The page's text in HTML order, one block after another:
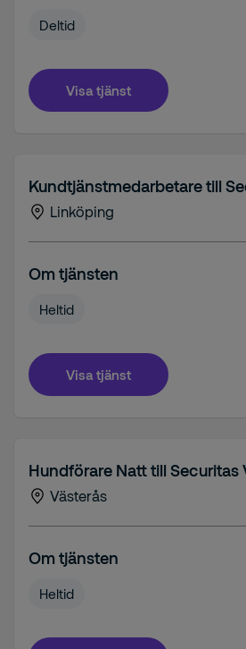
Deltid
Visa tjänst
Kundtjänstmedarbetare till
Linköping
Om tjänsten
Heltid
Visa tjänst
Hundförare Natt till Securitas
Västerås
Om tjänsten
Heltid